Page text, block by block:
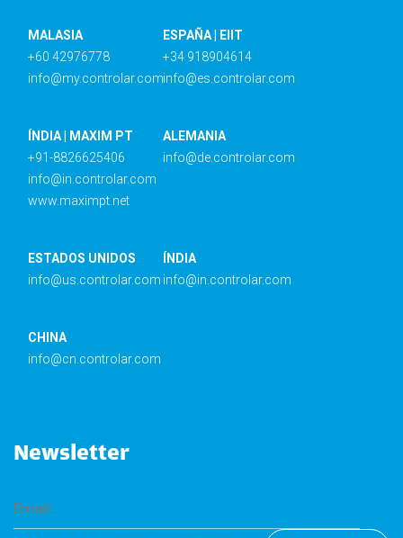
MALASIA
+60 42976778
info@my.controlar.com
ESPAÑA | EIIT
+34 918904614
info@es.controlar.com
ÍNDIA | MAXIM PT
+91-8826625406
info@in.controlar.com
www.maximpt.net
ALEMANIA
info@de.controlar.com
ESTADOS UNIDOS
info@us.controlar.com
ÍNDIA
info@in.controlar.com
CHINA
info@cn.controlar.com
Newsletter